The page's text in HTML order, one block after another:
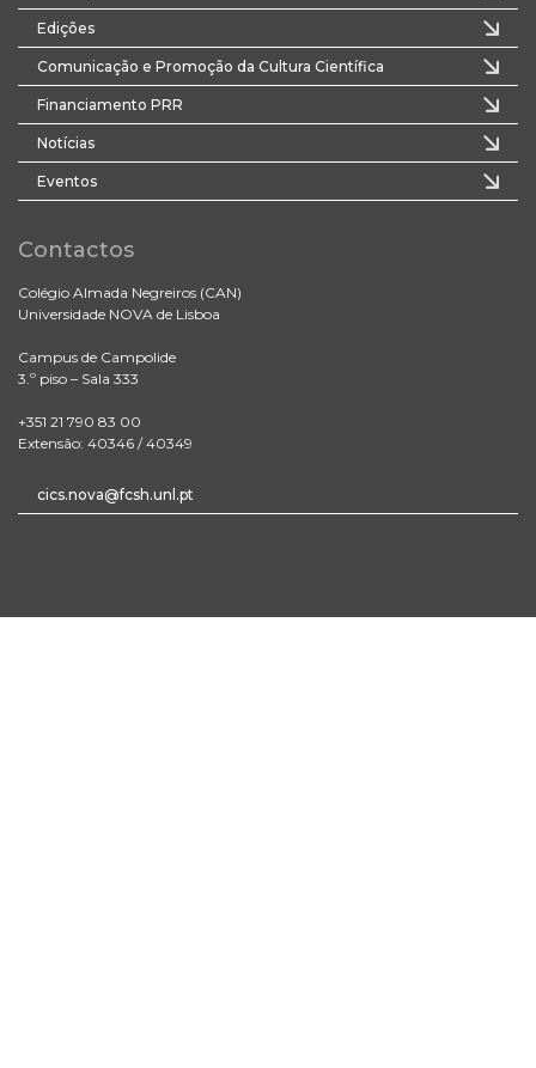
Edições
Comunicação e Promoção da Cultura Científica
Financiamento PRR
Notícias
Eventos
Contactos
Colégio Almada Negreiros (CAN)
Universidade NOVA de Lisboa
Campus de Campolide
3.º piso – Sala 333
+351 21 790 83 00
Extensão: 40346 / 40349
cics.nova@fcsh.unl.pt